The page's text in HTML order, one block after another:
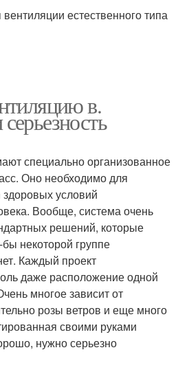
естественного типа
в.
специально организованное
Оно необходимо для
условий
Вообще, система очень
решений, которые
некоторой группе
Каждый проект
даже расположение одной
многое зависит от
розы ветров и еще много
своими руками
нужно серьезно